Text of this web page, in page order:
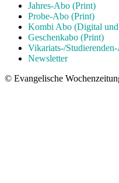
Jahres-Abo (Print)
Probe-Abo (Print)
Kombi Abo (Digital
Geschenkabo (Print)
Vikariats-/
Newsletter
© Evangelische